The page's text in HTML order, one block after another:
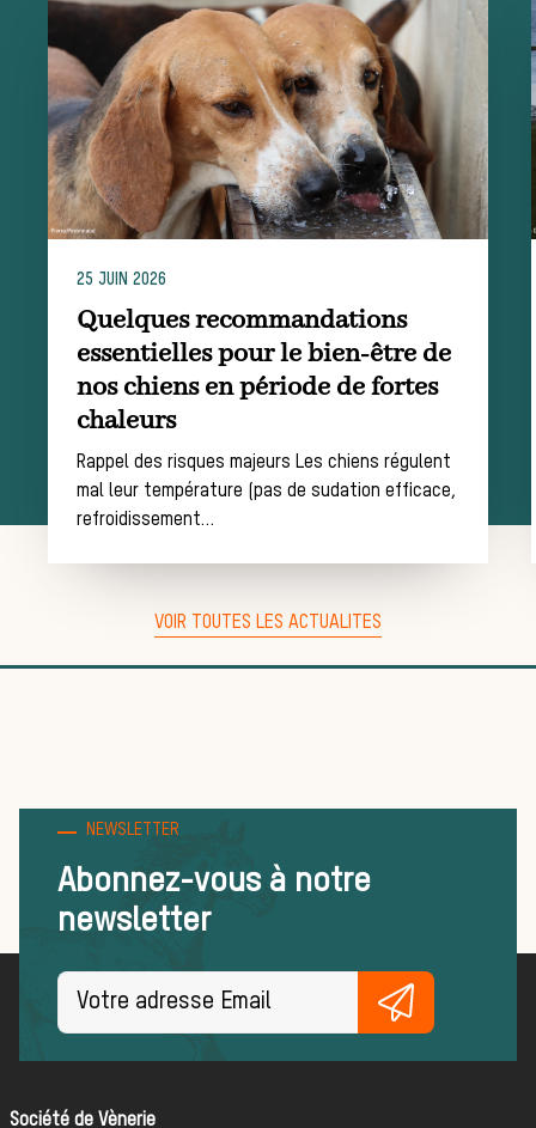
La trompe de
chasse
Les missions de la Société de Vènerie
Déroulement
d’une journée
de chasse
Trouver un
Règles et
bonnes
pratiques
25 JUIN 2026
Quelques recommandations
essentielles pour le bien-être de
nos chiens en période de fortes
chaleurs
Rappel des risques majeurs Les chiens régulent
mal leur température (pas de sudation efficace,
refroidissement…
VOIR TOUTES LES ACTUALITES
NEWSLETTER
Abonnez-vous à notre
newsletter
Société de Vènerie